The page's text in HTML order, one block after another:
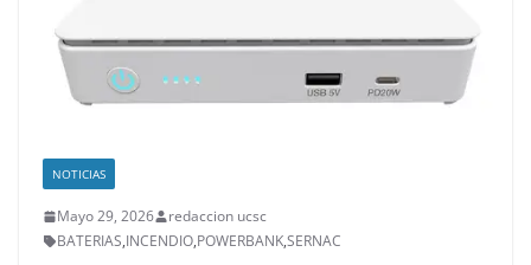
NOTICIAS
Mayo 29, 2026
redaccion ucsc
BATERIAS,INCENDIO,POWERBANK,SERNAC